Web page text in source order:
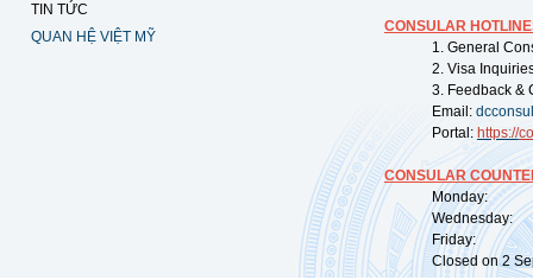
TIN TỨC
QUAN HỆ VIỆT MỸ
CONSULAR
1. General
2. Visa
3. Feedback &
Email:
Portal: https://
CONSULAR
Monday:
Wednesday:
Friday:
Closed on 2